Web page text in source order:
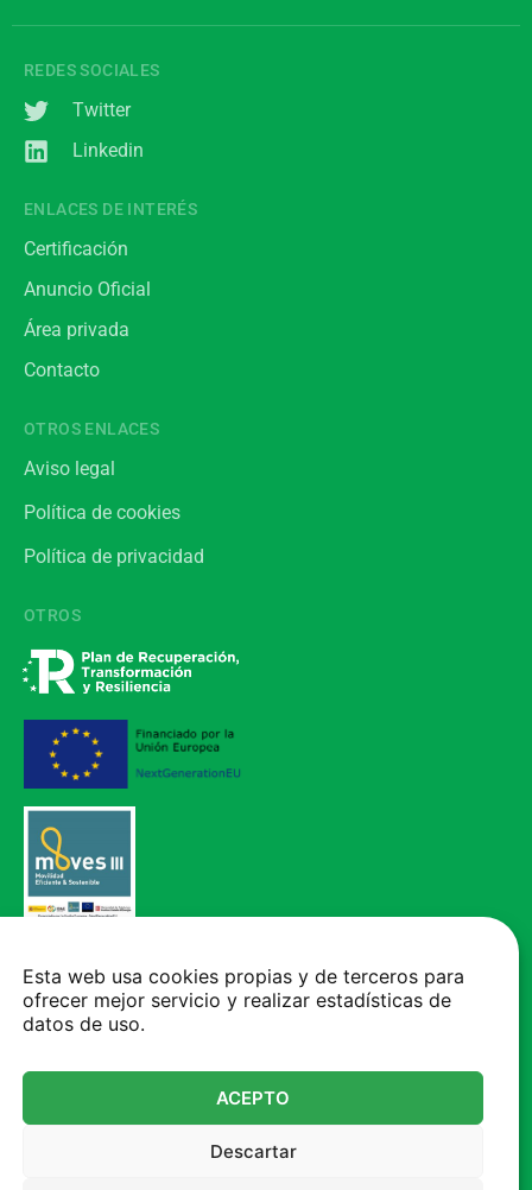
Esta web usa cookies propias y de terceros para
ofrecer mejor servicio y realizar estadísticas de
datos de uso.
ACEPTO
Descartar
REDES SOCIALES
Twitter
Linkedin
ENLACES DE INTERÉS
Certificación
Anuncio Oficial
Área privada
Contacto
OTROS ENLACES
Aviso legal
Política de cookies
Política de privacidad
OTROS
CONTACTO
mcv@mcvsa.com
Atención al cliente de 8h a 17h. Viernes y vísperas